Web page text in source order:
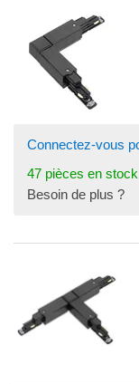
Connectez-vous
47 pièces en stock
Besoin de plus ?